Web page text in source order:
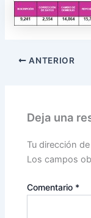
ANTERIOR
Deja una
Tu dirección
Los campos
Comentario *